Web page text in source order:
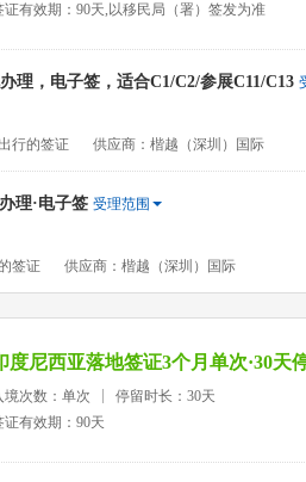
证有效期：90天,以移民局（署）签发为准
理，电子签，适合C1/C2/参展C11/C13
行的签证 供应商：楷越（深圳）国际
理·电子签 受理范围
签证 供应商：楷越（深圳）国际
度尼西亚落地签证3个月单次·30天
境次数：单次
停留时长：30天
证有效期：90天